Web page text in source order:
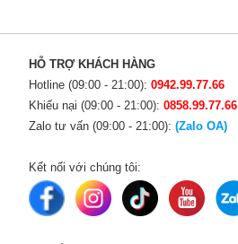
HỖ TRỢ KHÁCH HÀNG
Hotline (09:00 - 21:00): 0942.99.77.66
Khiếu nại (09:00 - 21:00): 0858.99.77.66
Zalo tư vấn (09:00 - 21:00): (Zalo OA)
Kết nối với chúng tôi: